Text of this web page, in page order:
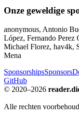
Onze geweldige
anonymous, Antonio
López, Fernando Perez
Michael Florez, hav4k,
Mena
SponsorshipsSponsors
GitHub
© 2020–2026
Alle rechten